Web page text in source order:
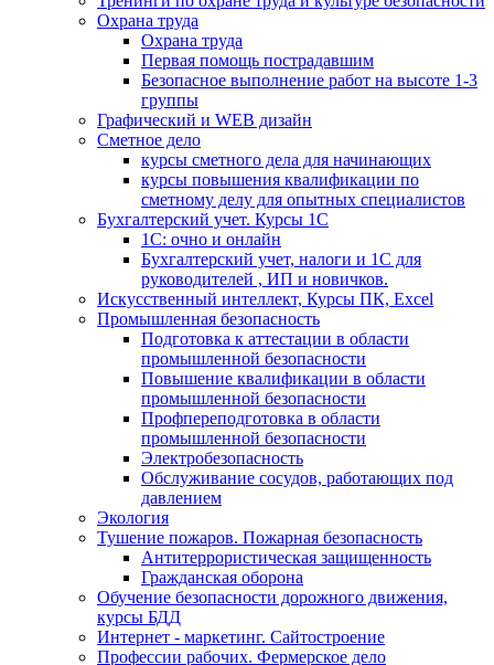
Охрана труда
Охрана труда
Первая помощь пострадавшим
Безопасное выполнение работ на высоте 1-3
группы
Графический и WEB дизайн
Сметное дело
курсы сметного дела для начинающих
курсы повышения квалификации по
сметному делу для опытных специалистов
Бухгалтерский учет. Курсы 1С
1С: очно и онлайн
Бухгалтерский учет, налоги и 1С для
руководителей , ИП и новичков.
Искусственный интеллект, Курсы ПК, Excel
Промышленная безопасность
Подготовка к аттестации в области
промышленной безопасности
Повышение квалификации в области
промышленной безопасности
Профпереподготовка в области
промышленной безопасности
Электробезопасность
Обслуживание сосудов, работающих под
давлением
Экология
Тушение пожаров. Пожарная безопасность
Антитеррористическая защищенность
Гражданская оборона
Обучение безопасности дорожного движения,
курсы БДД
Интернет - маркетинг. Сайтостроение
Профессии рабочих. Фермерское дело